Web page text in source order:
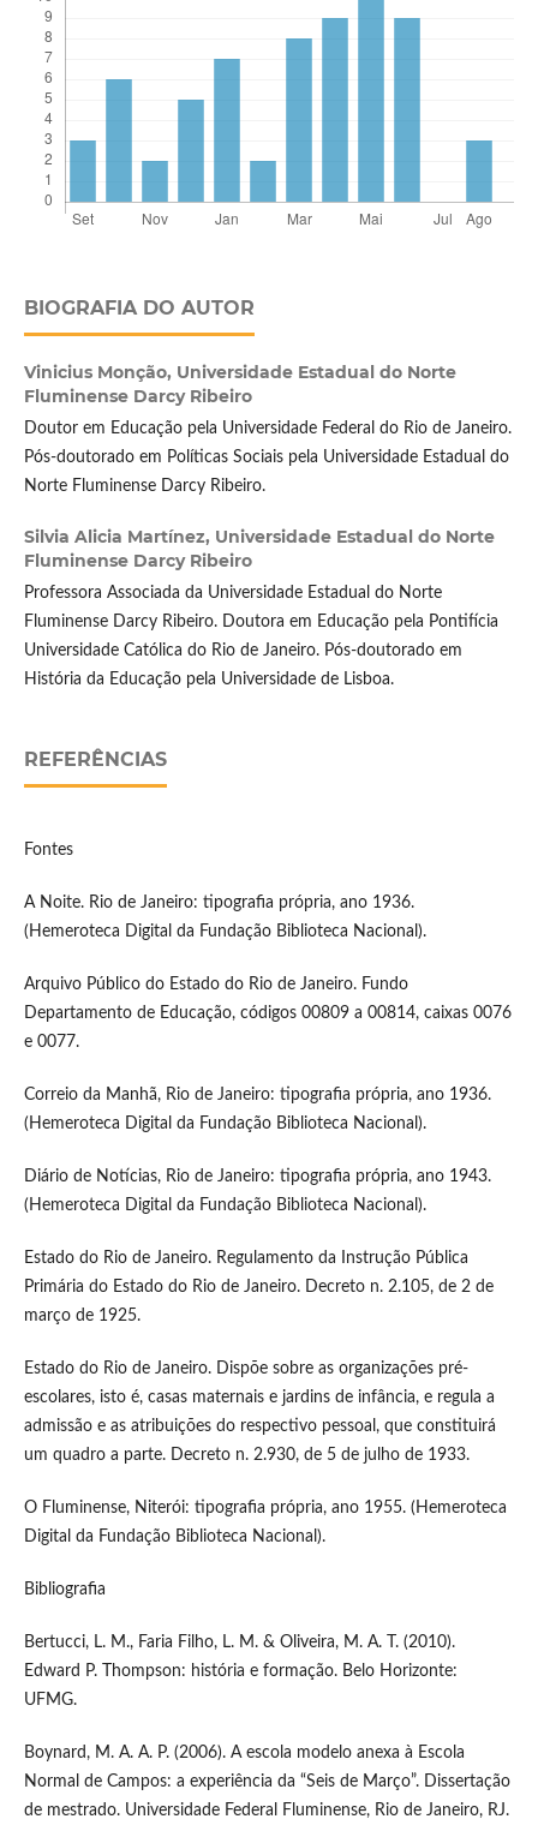
BIOGRAFIA DO AUTOR
Vinicius Monção, Universidade Estadual do Norte
Fluminense Darcy Ribeiro
Doutor em Educação pela Universidade Federal do Rio de Janeiro.
Pós-doutorado em Políticas Sociais pela Universidade Estadual do
Norte Fluminense Darcy Ribeiro.
Silvia Alicia Martínez, Universidade Estadual do Norte
Fluminense Darcy Ribeiro
Professora Associada da Universidade Estadual do Norte
Fluminense Darcy Ribeiro. Doutora em Educação pela Pontifícia
Universidade Católica do Rio de Janeiro. Pós-doutorado em
História da Educação pela Universidade de Lisboa.
REFERÊNCIAS
Fontes
A Noite. Rio de Janeiro: tipografia própria, ano 1936.
(Hemeroteca Digital da Fundação Biblioteca Nacional).
Arquivo Público do Estado do Rio de Janeiro. Fundo
Departamento de Educação, códigos 00809 a 00814, caixas 0076
e 0077.
Correio da Manhã, Rio de Janeiro: tipografia própria, ano 1936.
(Hemeroteca Digital da Fundação Biblioteca Nacional).
Diário de Notícias, Rio de Janeiro: tipografia própria, ano 1943.
(Hemeroteca Digital da Fundação Biblioteca Nacional).
Estado do Rio de Janeiro. Regulamento da Instrução Pública
Primária do Estado do Rio de Janeiro. Decreto n. 2.105, de 2 de
março de 1925.
Estado do Rio de Janeiro. Dispõe sobre as organizações pré-
escolares, isto é, casas maternais e jardins de infância, e regula a
admissão e as atribuições do respectivo pessoal, que constituirá
um quadro a parte. Decreto n. 2.930, de 5 de julho de 1933.
O Fluminense, Niterói: tipografia própria, ano 1955. (Hemeroteca
Digital da Fundação Biblioteca Nacional).
Bibliografia
Bertucci, L. M., Faria Filho, L. M. & Oliveira, M. A. T. (2010).
Edward P. Thompson: história e formação. Belo Horizonte:
UFMG.
Boynard, M. A. A. P. (2006). A escola modelo anexa à Escola
Normal de Campos: a experiência da “Seis de Março”. Dissertação
de mestrado. Universidade Federal Fluminense, Rio de Janeiro, RJ.